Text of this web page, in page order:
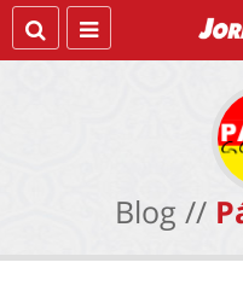
Blog //